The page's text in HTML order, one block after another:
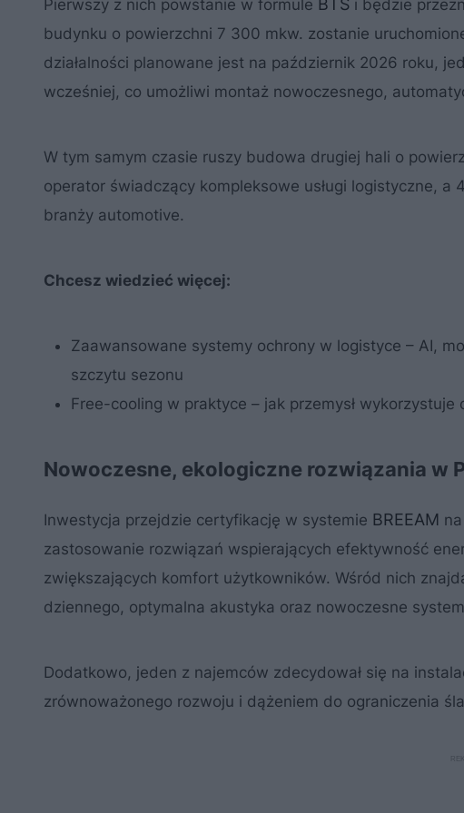
Pierwszy z nich powstanie w formule BTS i będzie
budynku o powierzchni 7 300 mkw. zostanie
działalności planowane jest na październik 2026 roku,
wcześniej, co umożliwi montaż nowoczesnego,
W tym samym czasie ruszy budowa drugiej hali o
operator świadczący kompleksowe usługi logistyczne,
branży automotive.
Chcesz wiedzieć więcej:
Zaawansowane systemy ochrony w logistyce – AI,
szczytu sezonu
Free-cooling w praktyce – jak przemysł
Nowoczesne, ekologiczne rozwiązania w
Inwestycja przejdzie certyfikację w systemie BREEAM
zastosowanie rozwiązań wspierających efektywność
zwiększających komfort użytkowników. Wśród nich
dziennego, optymalna akustyka oraz nowoczesne
Dodatkowo, jeden z najemców zdecydował się na
zrównoważonego rozwoju i dążeniem do ograniczenia